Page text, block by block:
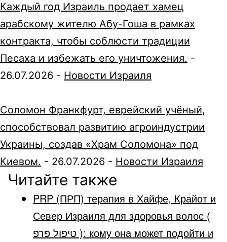
Каждый год Израиль продает хамец
арабскому жителю Абу-Гоша в рамках
контракта, чтобы соблюсти традиции
Песаха и избежать его уничтожения. -
26.07.2026 - Новости Израиля
Соломон Франкфурт, еврейский учёный,
способствовал развитию агроиндустрии
Украины, создав «Храм Соломона» под
Киевом. - 26.07.2026 - Новости Израиля
Читайте также
PRP (ПРП) терапия в Хайфе, Крайот и
Север Израиля для здоровья волос (
טיפול פרפ ): кому она может подойти и